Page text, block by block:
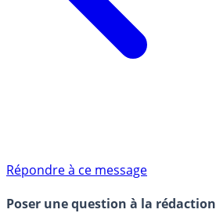
Répondre à ce message
Poser une question à la rédaction